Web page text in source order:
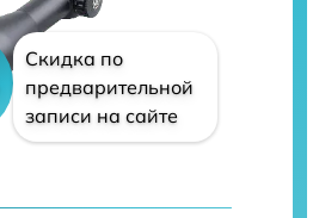
Скидка по
предварительной
записи на сайте